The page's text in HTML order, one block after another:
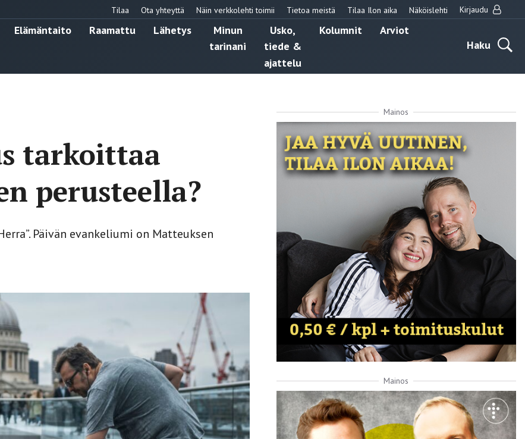
Tilaa Ota yhteyttä Näin verkkolehti toimii Tietoa meistä Tilaa Ilon aika Näköislehti Kirjaudu
Elämäntaito Raamattu Lähetys
Minun
tarinani
Usko,
tiede &
ajattelu
Kolumnit
Arviot
Haku
tarkoittaa
perusteella?
Päivän evankeliumi on Matteuksen
Mainos
Mainos